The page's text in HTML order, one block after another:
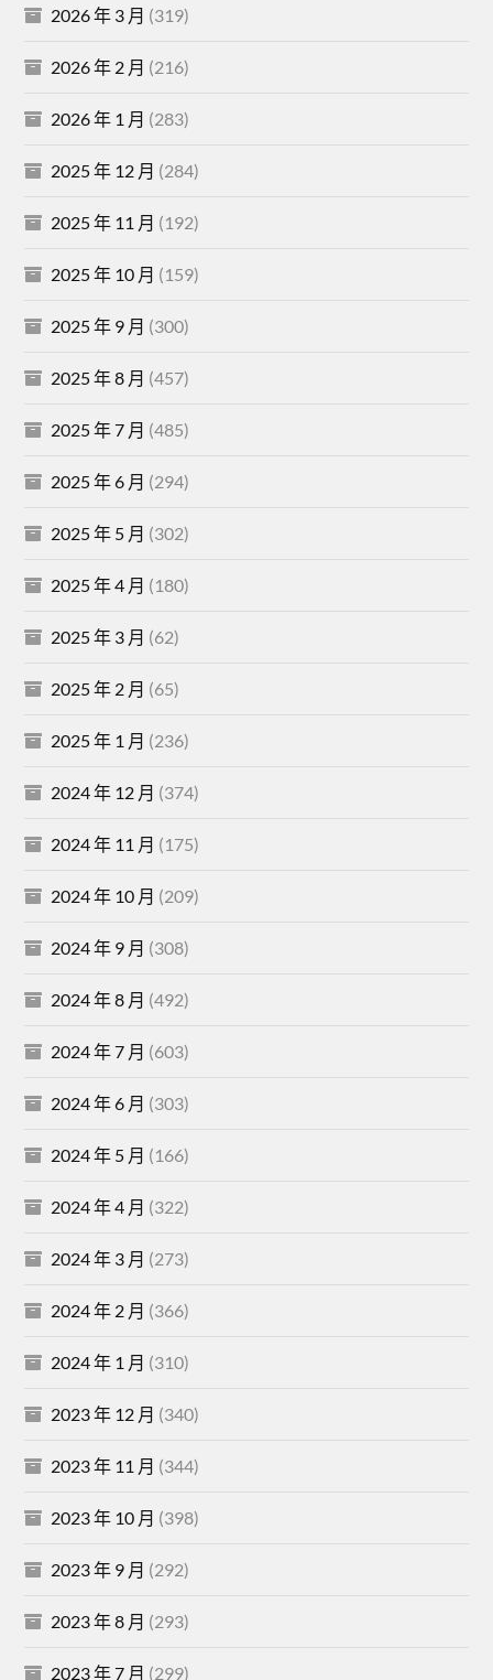
2026 年 3 月 (319)
2026 年 2 月 (216)
2026 年 1 月 (283)
2025 年 12 月 (284)
2025 年 11 月 (192)
2025 年 10 月 (159)
2025 年 9 月 (300)
2025 年 8 月 (457)
2025 年 7 月 (485)
2025 年 6 月 (294)
2025 年 5 月 (302)
2025 年 4 月 (180)
2025 年 3 月 (62)
2025 年 2 月 (65)
2025 年 1 月 (236)
2024 年 12 月 (374)
2024 年 11 月 (175)
2024 年 10 月 (209)
2024 年 9 月 (308)
2024 年 8 月 (492)
2024 年 7 月 (603)
2024 年 6 月 (303)
2024 年 5 月 (166)
2024 年 4 月 (322)
2024 年 3 月 (273)
2024 年 2 月 (366)
2024 年 1 月 (310)
2023 年 12 月 (340)
2023 年 11 月 (344)
2023 年 10 月 (398)
2023 年 9 月 (292)
2023 年 8 月 (293)
2023 年 7 月 (299)